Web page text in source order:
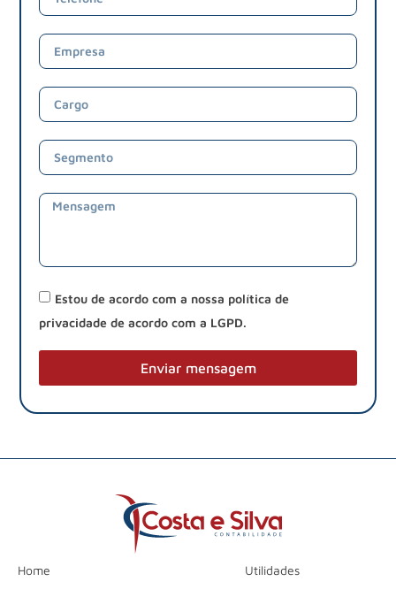
Estou de acordo com a nossa política de
privacidade de acordo com a LGPD.
Enviar mensagem
Home Utilidades